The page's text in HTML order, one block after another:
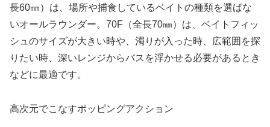
長60㎜）は、場所や捕食しているベイトの種類を選ばな
いオールラウンダー。70F（全長70㎜）は、ベイトフィッ
シュのサイズが大きい時や、濁りが入った時、広範囲を探
りたい時、深いレンジからバスを浮かせる必要があるとき
などに最適です。
高次元でこなすポッピングアクション